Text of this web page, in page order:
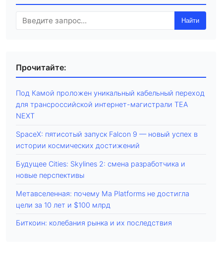
Найти
Прочитайте:
Под Камой проложен уникальный кабельный переход
для трансроссийской интернет-магистрали TEA
NEXT
SpaceX: пятисотый запуск Falcon 9 — новый успех в
истории космических достижений
Будущее Cities: Skylines 2: смена разработчика и
новые перспективы
Метавселенная: почему Ma Platforms не достигла
цели за 10 лет и $100 млрд
Биткоин: колебания рынка и их последствия